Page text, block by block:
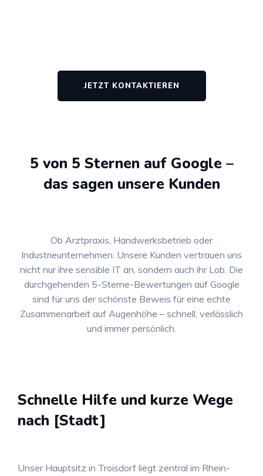
JETZT KONTAKTIEREN
5 von 5 Sternen auf Google –
das sagen unsere Kunden
Ob Arztpraxis, Handwerksbetrieb oder
Industrieunternehmen: Unsere Kunden vertrauen uns
nicht nur ihre sensible IT an, sondern auch ihr Lob. Die
durchgehenden 5-Sterne-Bewertungen auf Google
sind für uns der schönste Beweis für eine echte
Zusammenarbeit auf Augenhöhe – schnell, verlässlich
und immer persönlich.
Schnelle Hilfe und kurze Wege
nach [Stadt]
Unser Hauptsitz in Troisdorf liegt zentral im Rhein-